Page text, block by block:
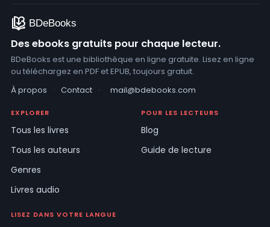
Des ebooks gratuits pour chaque lecteur.
BDeBooks est une bibliothèque en ligne gratuite. Lisez en ligne
ou téléchargez en PDF et EPUB, toujours gratuit.
À propos
· Contact · mail@bdebooks.com
EXPLORER
Tous les livres
Tous les auteurs
Genres
Livres audio
POUR LES LECTEURS
Blog
Guide de lecture
LISEZ DANS VOTRE LANGUE